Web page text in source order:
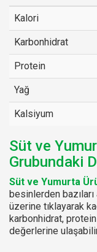
Kalori
Karbonhidrat
Protein
Yağ
Kalsiyum
Süt ve
Grubundaki
Süt ve Yumurta
besinlerden
üzerine tıklayarak
karbonhidrat,
değerlerine